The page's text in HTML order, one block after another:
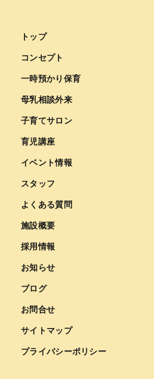
トップ
コンセプト
一時預かり保育
母乳相談外来
子育てサロン
育児講座
イベント情報
スタッフ
よくある質問
施設概要
採用情報
お知らせ
ブログ
お問合せ
サイトマップ
プライバシーポリシー